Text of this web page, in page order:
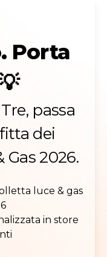
Porta
passa
dei
2026.
luce & gas
in store